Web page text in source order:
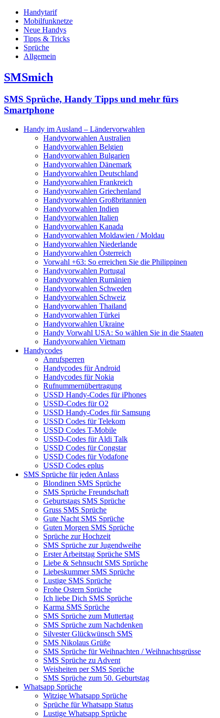
Handytarif
Mobilfunknetze
Neue Handys
Tipps & Tricks
Sprüche
Allgemein
SMSmich
SMS Sprüche, Handy Tipps und mehr fürs
Smartphone
Handy im Ausland – Ländervorwahlen
Handyvorwahlen Australien
Handyvorwahlen Belgien
Handyvorwahlen Bulgarien
Handyvorwahlen Dänemark
Handyvorwahlen Deutschland
Handyvorwahlen Frankreich
Handyvorwahlen Griechenland
Handyvorwahlen Großbritannien
Handyvorwahlen Indien
Handyvorwahlen Italien
Handyvorwahlen Kanada
Handyvorwahlen Moldawien / Moldau
Handyvorwahlen Niederlande
Handyvorwahlen Österreich
Vorwahl +63: So erreichen Sie die Philippinen
Handyvorwahlen Portugal
Handyvorwahlen Rumänien
Handyvorwahlen Schweden
Handyvorwahlen Schweiz
Handyvorwahlen Thailand
Handyvorwahlen Türkei
Handyvorwahlen Ukraine
Handy Vorwahl USA: So wählen Sie in die Staaten
Handyvorwahlen Vietnam
Handycodes
Anrufsperren
Handycodes für Android
Handycodes für Nokia
Rufnummernübertragung
USSD Handy-Codes für iPhones
USSD-Codes für O2
USSD Handy-Codes für Samsung
USSD Codes für Telekom
USSD Codes T-Mobile
USSD-Codes für Aldi Talk
USSD Codes für Congstar
USSD Codes für Vodafone
USSD Codes eplus
SMS Sprüche für jeden Anlass
Blondinen SMS Sprüche
SMS Sprüche Freundschaft
Geburtstags SMS Sprüche
Gruss SMS Sprüche
Gute Nacht SMS Sprüche
Guten Morgen SMS Sprüche
Sprüche zur Hochzeit
SMS Sprüche zur Jugendweihe
Erster Arbeitstag Sprüche SMS
Liebe & Sehnsucht SMS Sprüche
Liebeskummer SMS Sprüche
Lustige SMS Sprüche
Frohe Ostern Sprüche
Ich liebe Dich SMS Sprüche
Karma SMS Sprüche
SMS Sprüche zum Muttertag
SMS Sprüche zum Nachdenken
Silvester Glückwünsch SMS
SMS Nikolaus Grüße
SMS Sprüche für Weihnachten / Weihnachtsgrüsse
SMS Sprüche zu Advent
Weisheiten per SMS Sprüche
SMS Sprüche zum 50. Geburtstag
Whatsapp Sprüche
Witzige Whatsapp Sprüche
Sprüche für Whatsapp Status
Lustige Whatsapp Sprüche